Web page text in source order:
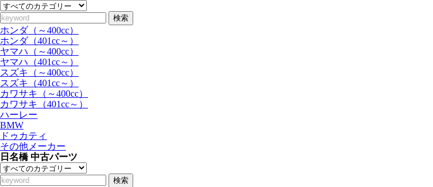
検索
ホンダ（～400cc）
ホンダ（401cc～）
ヤマハ（～400cc）
ヤマハ（401cc～）
スズキ（～400cc）
スズキ（401cc～）
カワサキ（～400cc）
カワサキ（401cc～）
ハーレー
BMW
ドゥカティ
その他メーカー
日名橋 中古パーツ
検索